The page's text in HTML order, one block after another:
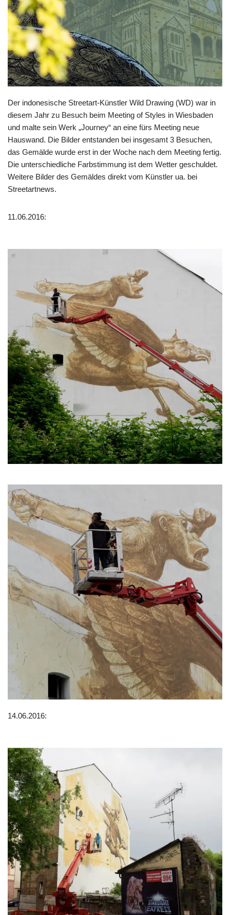
Der indonesische Streetart-Künstler Wild Drawing (WD) war in
diesem Jahr zu Besuch beim Meeting of Styles in Wiesbaden
und malte sein Werk „Journey“ an eine fürs Meeting neue
Hauswand. Die Bilder entstanden bei insgesamt 3 Besuchen,
das Gemälde wurde erst in der Woche nach dem Meeting fertig.
Die unterschiedliche Farbstimmung ist dem Wetter geschuldet.
Weitere Bilder des Gemäldes direkt vom Künstler ua. bei
Streetartnews.
11.06.2016:
14.06.2016: